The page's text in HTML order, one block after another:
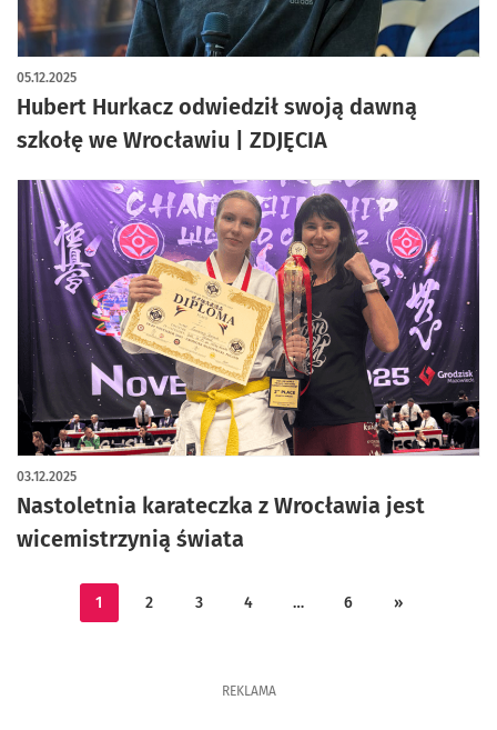
Hubert Hurkacz odwiedził swoją dawną
szkołę we Wrocławiu | ZDJĘCIA
05.12.2025
artykuł z galerią zdjęć
Nastoletnia karateczka z Wrocławia jest
wicemistrzynią świata
03.12.2025
1 2 3 4 … 6 »
REKLAMA